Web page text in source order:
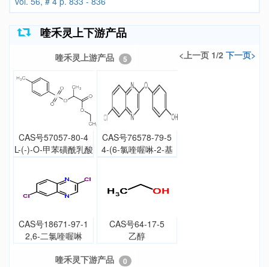
喹禾灵上下游产品
喹禾灵上游产品 5 <上一页 1/2 下一页>
CAS号57057-80-4
L-(-)-O-甲苯磺酰乳酸
乙酯
CAS号76578-79-5
4-(6-氯喹喔啉-2-基
氧基)苯酚
CAS号18671-97-1
2,6-二氯喹喔啉
CAS号64-17-5
乙醇
喹禾灵下游产品
0